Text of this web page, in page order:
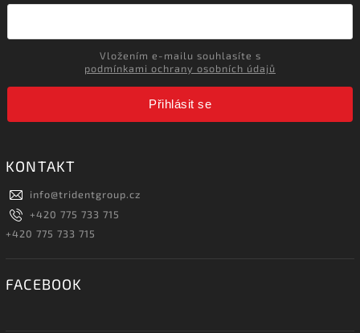
podmínkami ochrany osobních údajů
Přihlásit se
KONTAKT
info@tridentgroup.cz
+420 775 733 715
+420 775 733 715
FACEBOOK